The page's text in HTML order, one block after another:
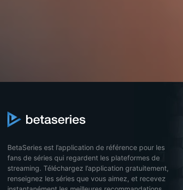
BetaSeries est l’application de référence pour les
fans de séries qui regardent les plateformes de
streaming. Téléchargez l’application gratuitement,
renseignez les séries que vous aimez, et recevez